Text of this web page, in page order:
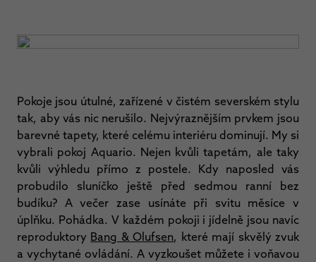
Pokoje jsou útulné, zařízené v čistém severském stylu
tak, aby vás nic nerušilo. Nejvýraznějším prvkem jsou
barevné tapety, které celému interiéru dominují. My si
vybrali pokoj Aquario. Nejen kvůli tapetám, ale taky
kvůli výhledu přímo z postele. Kdy naposled vás
probudilo sluníčko ještě před sedmou ranní bez
budíku? A večer zase usínáte při svitu měsíce v
úplňku. Pohádka. V každém pokoji i jídelně jsou navíc
reproduktory Bang & Olufsen, které mají skvělý zvuk
a vychytané ovládání. A vyzkoušet můžete i voňavou